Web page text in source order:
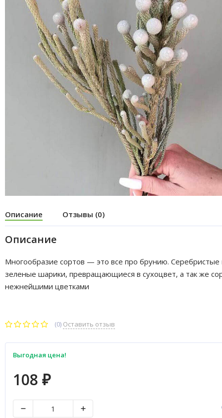
Описание Отзывы (0)
Описание
Многообразие сортов — это все про брунию. Серебристые
зеленые шарики, превращающиеся в сухоцвет, а так же
нежнейшими цветками
(0) Оставить отзыв
Выгодная цена!
108 ₽